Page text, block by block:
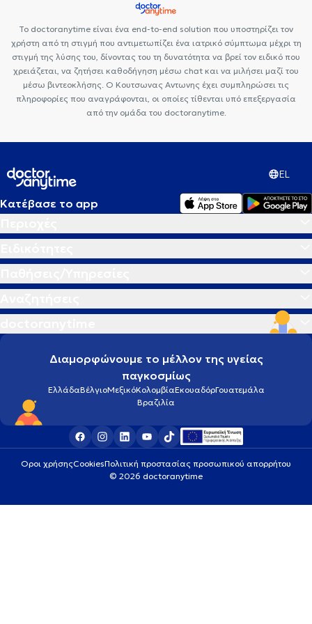
Το doctoranytime είναι ένα end-to-end solution που υποστηρίζει τον
χρήστη από τη στιγμή που αντιμετωπίζει ένα ιατρικό σύμπτωμα μέχρι τη
στιγμή της λύσης του, δίνοντας του τη δυνατότητα να βρεί τον ειδικό που
χρειάζεται, να ζητήσει καθοδήγηση μέσω chat και να μιλήσει μαζί του
μέσω βιντεοκλήσης. Ο Κουτσωνας Αντωνης έχει συμπληρώσει τις
πληροφορίες που αναγράφονται, οι οποίες τίθενται υπό επεξεργασία
από την ομάδα του doctoranytime.
EL
Κατέβασε το app
Διαμορφώνουμε το μέλλον της υγείας
παγκοσμίως
ΕλλάδαΒέλγιοΜεξικόΚολομβίαΕκουαδόρΓουατεμάλα
Βραζιλία
Οροι χρήσηςCookiesΠολιτική προστασίας προσωπικού απορρήτου
© 2026 doctoranytime